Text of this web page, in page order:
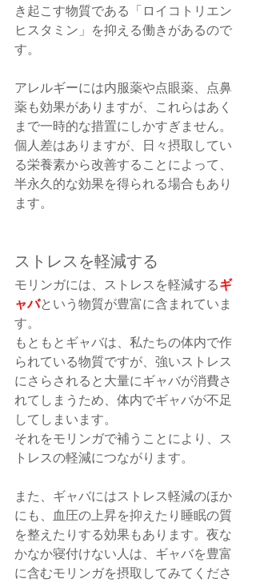
き起こす物質である「ロイコトリエン
ヒスタミン」を抑える働きがあるので
す。
アレルギーには内服薬や点眼薬、点鼻
薬も効果がありますが、これらはあく
まで一時的な措置にしかすぎません。
個人差はありますが、日々摂取してい
る栄養素から改善することによって、
半永久的な効果を得られる場合もあり
ます。
ストレスを軽減する
モリンガには、ストレスを軽減するギ
ャバという物質が豊富に含まれていま
す。
もともとギャバは、私たちの体内で作
られている物質ですが、強いストレス
にさらされると大量にギャバが消費さ
れてしまうため、体内でギャバが不足
してしまいます。
それをモリンガで補うことにより、ス
トレスの軽減につながります。
また、ギャバにはストレス軽減のほか
にも、血圧の上昇を抑えたり睡眠の質
を整えたりする効果もあります。夜な
かなか寝付けない人は、ギャバを豊富
に含むモリンガを摂取してみてくださ